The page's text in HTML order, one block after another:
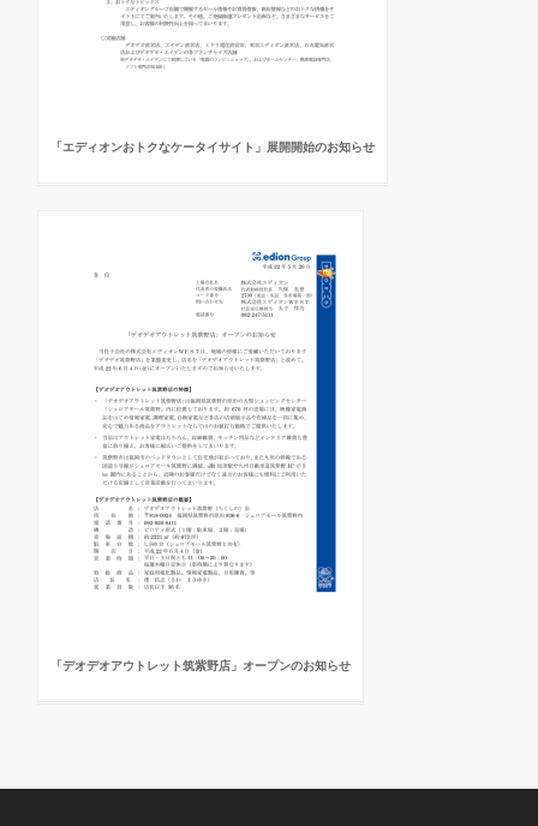
「エディオンおトクなケータイサイト」展開開始のお知らせ
「デオデオアウトレット筑紫野店」オープンのお知らせ